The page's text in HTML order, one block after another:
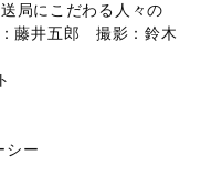
局にこだわる人々の
藤井五郎 撮影：鈴木
シー